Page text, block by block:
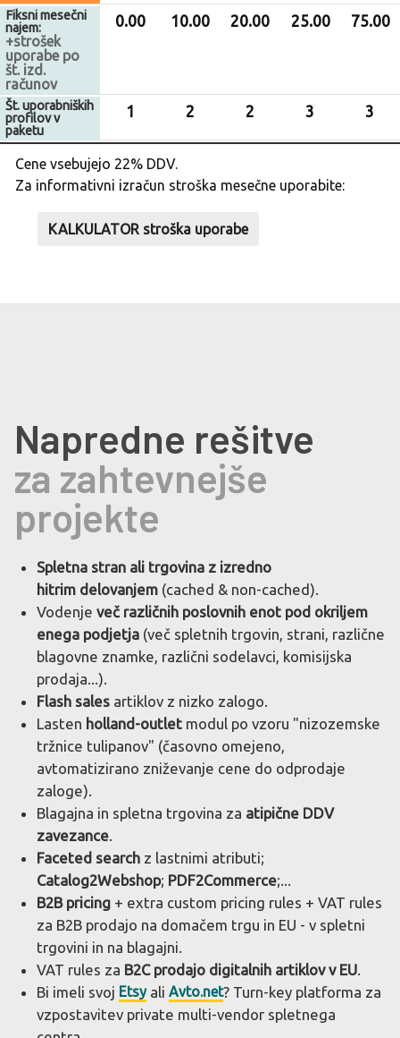
Fiksni mesečni
najem:
+strošek
uporabe po
št. izd.
računov
0.00 10.00 20.00 25.00 75.00
Št. uporabniških
profilov v
paketu
1 2 2 3 3
Cene vsebujejo 22% DDV.
Za informativni izračun stroška mesečne uporabite:
KALKULATOR stroška uporabe
Napredne rešitve
za zahtevnejše
projekte
Spletna stran ali trgovina z izredno
hitrim delovanjem (cached & non-cached).
Vodenjeveč različnih poslovnih enot pod okriljem
enega podjetja (več spletnih trgovin, strani, različne
blagovne znamke, različni sodelavci, komisijska
prodaja...).
Flash sales artiklov z nizko zalogo.
Lasten holland-outlet modul po vzoru "nizozemske
tržnice tulipanov" (časovno omejeno,
avtomatizirano zniževanje cene do odprodaje
zaloge).
Blagajna in spletna trgovina za atipične DDV
zavezance
Faceted search z lastnimi atributi;
Catalog2Webshop; PDF2Commerce;...
B2B pricing + extra custom pricing rules + VAT rules
za B2B prodajo na domačem trgu in EU - v spletni
trgovini in na blagajni.
VAT rules za B2C prodajo digitalnih artiklov v EU
Bi imeli svoj EtsyaliAvto.net? Turn-key platforma za
vzpostavitev private multi-vendor spletnega